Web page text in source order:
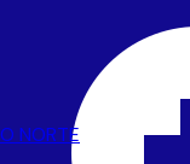
NORTE